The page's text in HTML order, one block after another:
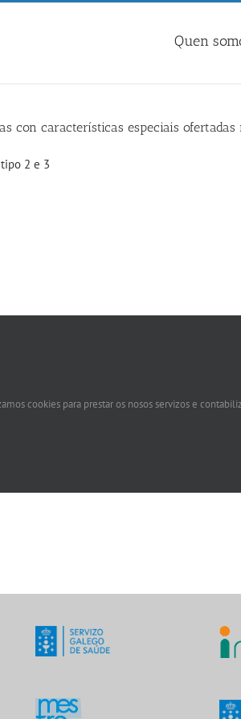
Quen
con características especiais
2 e 3
cookies para prestar os nosos servizos e